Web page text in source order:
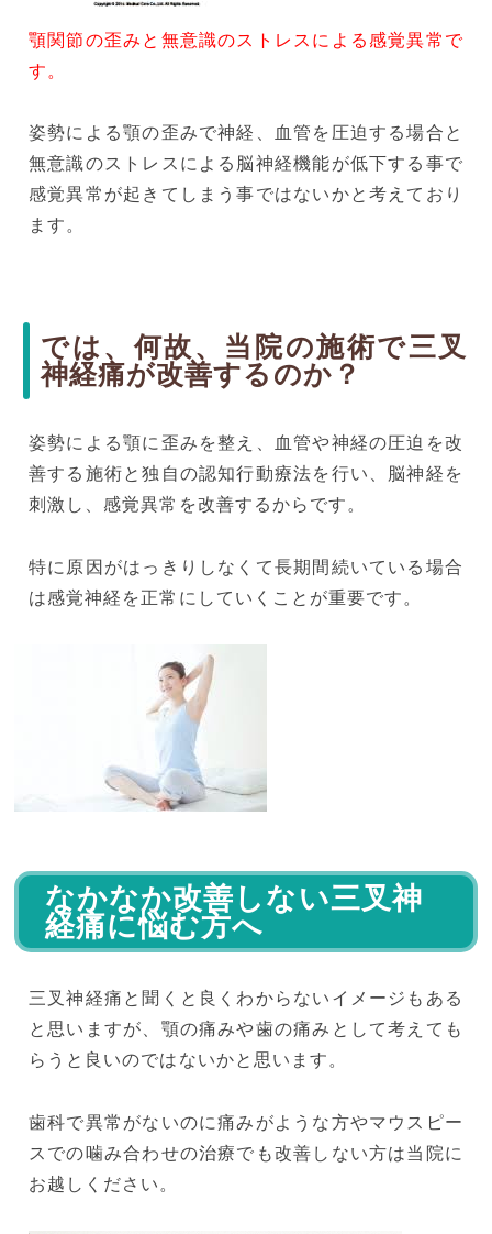
顎関節の歪みと無意識のストレスによる感覚異常で
す。
姿勢による顎の歪みで神経、血管を圧迫する場合と
無意識のストレスによる脳神経機能が低下する事で
感覚異常が起きてしまう事ではないかと考えており
ます。
では、何故、当院の施術で三叉
神経痛が改善するのか？
姿勢による顎に歪みを整え、血管や神経の圧迫を改
善する施術と独自の認知行動療法を行い、脳神経を
刺激し、感覚異常を改善するからです。
特に原因がはっきりしなくて長期間続いている場合
は感覚神経を正常にしていくことが重要です。
なかなか改善しない三叉神
経痛に悩む方へ
三叉神経痛と聞くと良くわからないイメージもある
と思いますが、顎の痛みや歯の痛みとして考えても
らうと良いのではないかと思います。
歯科で異常がないのに痛みがような方やマウスピー
スでの噛み合わせの治療でも改善しない方は当院に
お越しください。